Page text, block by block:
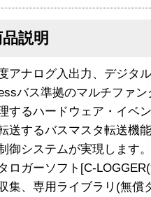
説明
アナログ入出力、デジタ
バス準拠のマルチファ
するハードウェア・イベ
送するバスマスタ転送機
御システムが実現します
ロガーソフト[C-
集、専用ライブラリ(無償